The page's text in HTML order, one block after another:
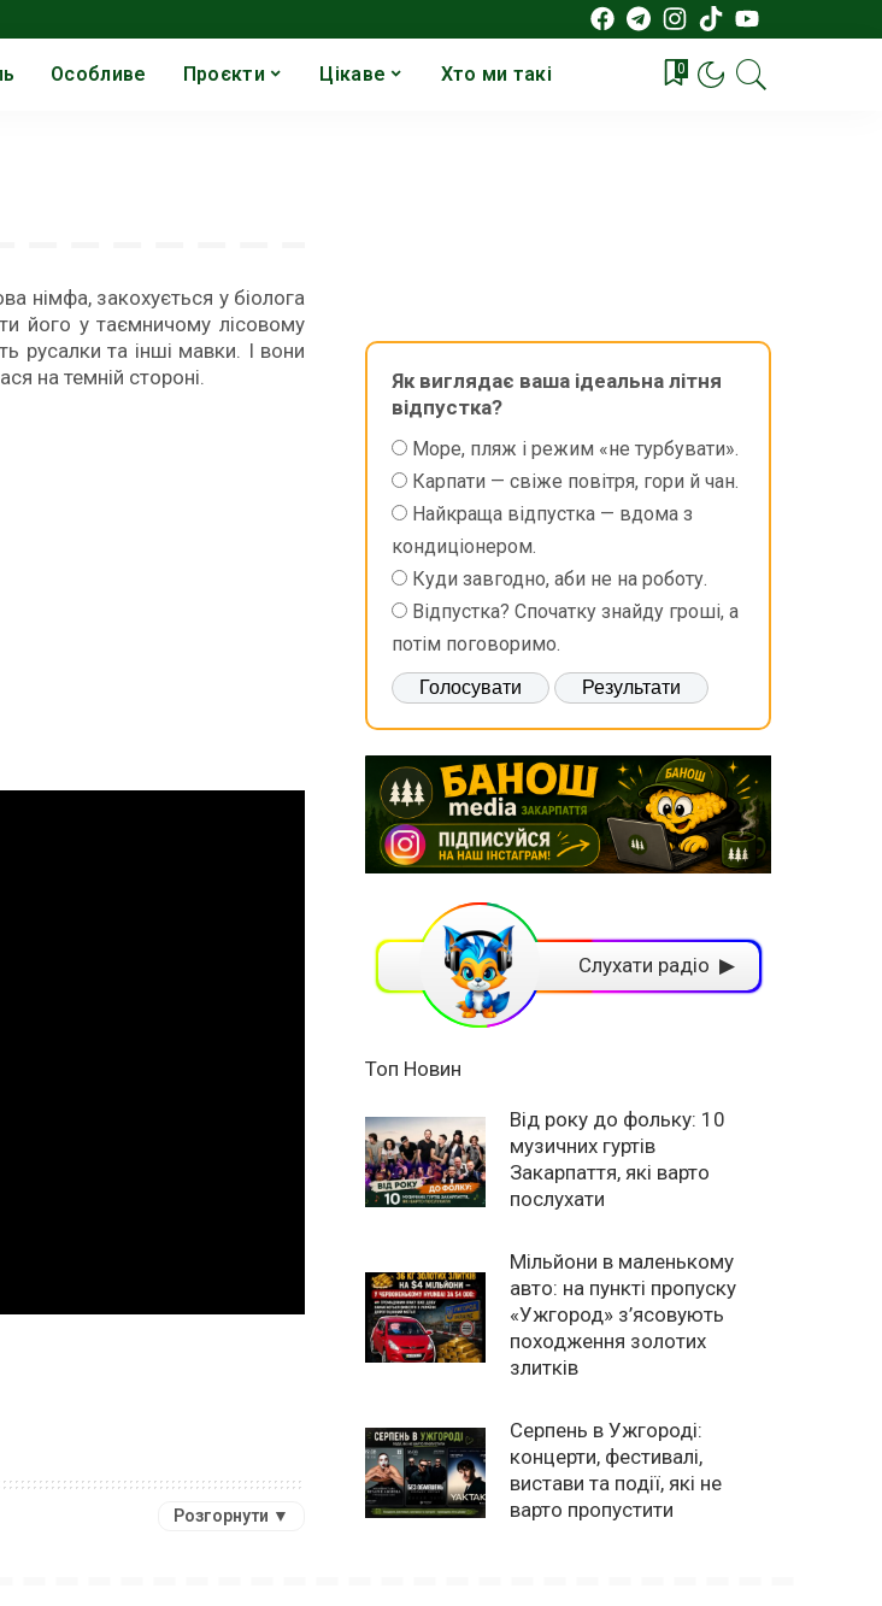
Особливе Проєкти Цікаве Хто ми такі 0
німфа, закохується у біолога
його у таємничому лісовому
русалки та інші мавки. І вони
на темній стороні.
Розгорнути ▼
Як виглядає ваша ідеальна літня
відпустка?
Море, пляж і режим «не турбувати».
Карпати — свіже повітря, гори й чан.
Найкраща відпустка — вдома з
кондиціонером.
Куди завгодно, аби не на роботу.
Відпустка? Спочатку знайду гроші, а
потім поговоримо.
Слухати радіо ▶
Топ Новин
Від року до фольку: 10
музичних гуртів
Закарпаття, які варто
послухати
Мільйони в маленькому
авто: на пункті пропуску
«Ужгород» з’ясовують
походження золотих
злитків
Серпень в Ужгороді:
концерти, фестивалі,
вистави та події, які не
варто пропустити